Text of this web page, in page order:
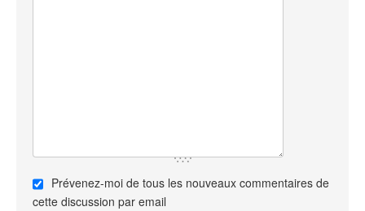
Prévenez-moi de tous les nouveaux commentaires de
cette discussion par email